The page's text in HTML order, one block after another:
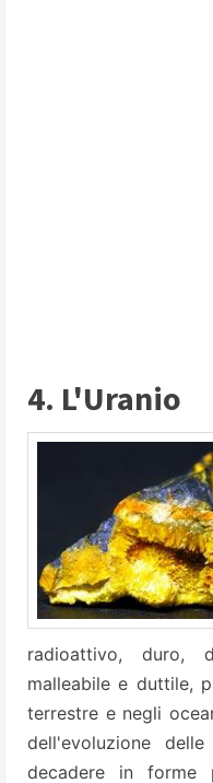
4. L'Uranio
radioattivo, duro,
malleabile e duttile,
terrestre e negli
dell'evoluzione
decadere in forme